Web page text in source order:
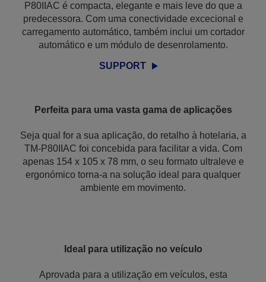
P80IIAC é compacta, elegante e mais leve do que a
predecessora. Com uma conectividade excecional e
carregamento automático, também inclui um cortador
automático e um módulo de desenrolamento.
SUPPORT
Perfeita para uma vasta gama de aplicações
Seja qual for a sua aplicação, do retalho à hotelaria, a
TM-P80IIAC foi concebida para facilitar a vida. Com
apenas 154 x 105 x 78 mm, o seu formato ultraleve e
ergonómico torna-a na solução ideal para qualquer
ambiente em movimento.
Ideal para utilização no veículo
Aprovada para a utilização em veículos, esta